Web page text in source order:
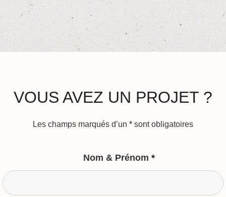
VOUS AVEZ UN PROJET ?
Les champs marqués d’un * sont obligatoires
Nom & Prénom *